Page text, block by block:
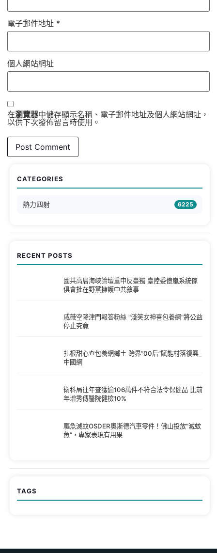
電子郵件地址 *
個人網站網址
在瀏覽器中儲存顯示名稱、電子郵件地址及個人網站網址，
以供下次發佈留言時使用。
CATEGORIES
熱力四射 6225
RECENT POSTS
國共高層海峽論壇重申反臺獨 臺陸委億嵐系統傢
俱會批在野黨擁護中共敘事
戚薇空降津門報答粉絲 "淺笑女神喜包養網"將公益
停止究竟
扎根甜心查包養網鄉土 跨界“00后”賦能村落復興_
中國網
衛科局往年查獲逾106萬件不符合法令保健品 比前
年增秀傳醫院健檢10%
驅魚滅蚊OSDER奧斯德汽車零件！佛山投放“滅蚊
魚”，專家表現有用果
TAGS